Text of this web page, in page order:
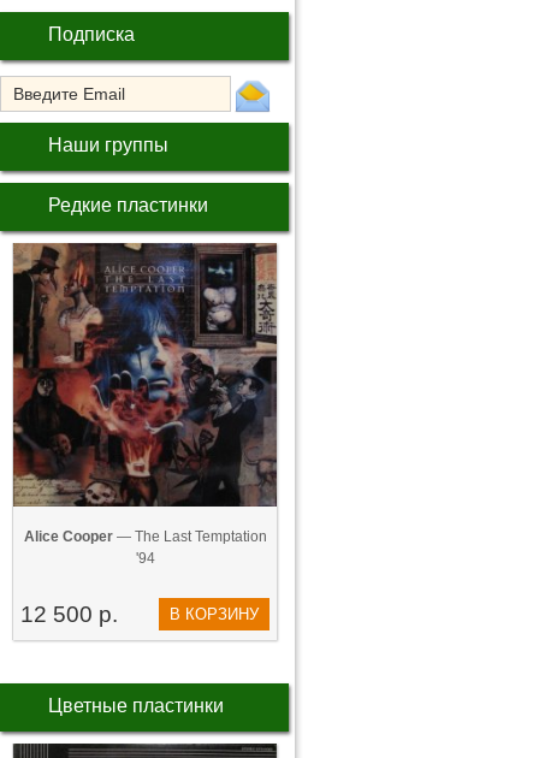
Подписка
Наши группы
Редкие пластинки
Alice Cooper— The Last Temptation
'94
12 500 р. В КОРЗИНУ
Цветные пластинки